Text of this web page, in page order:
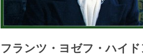
フランツ・ヨゼフ・ハイ